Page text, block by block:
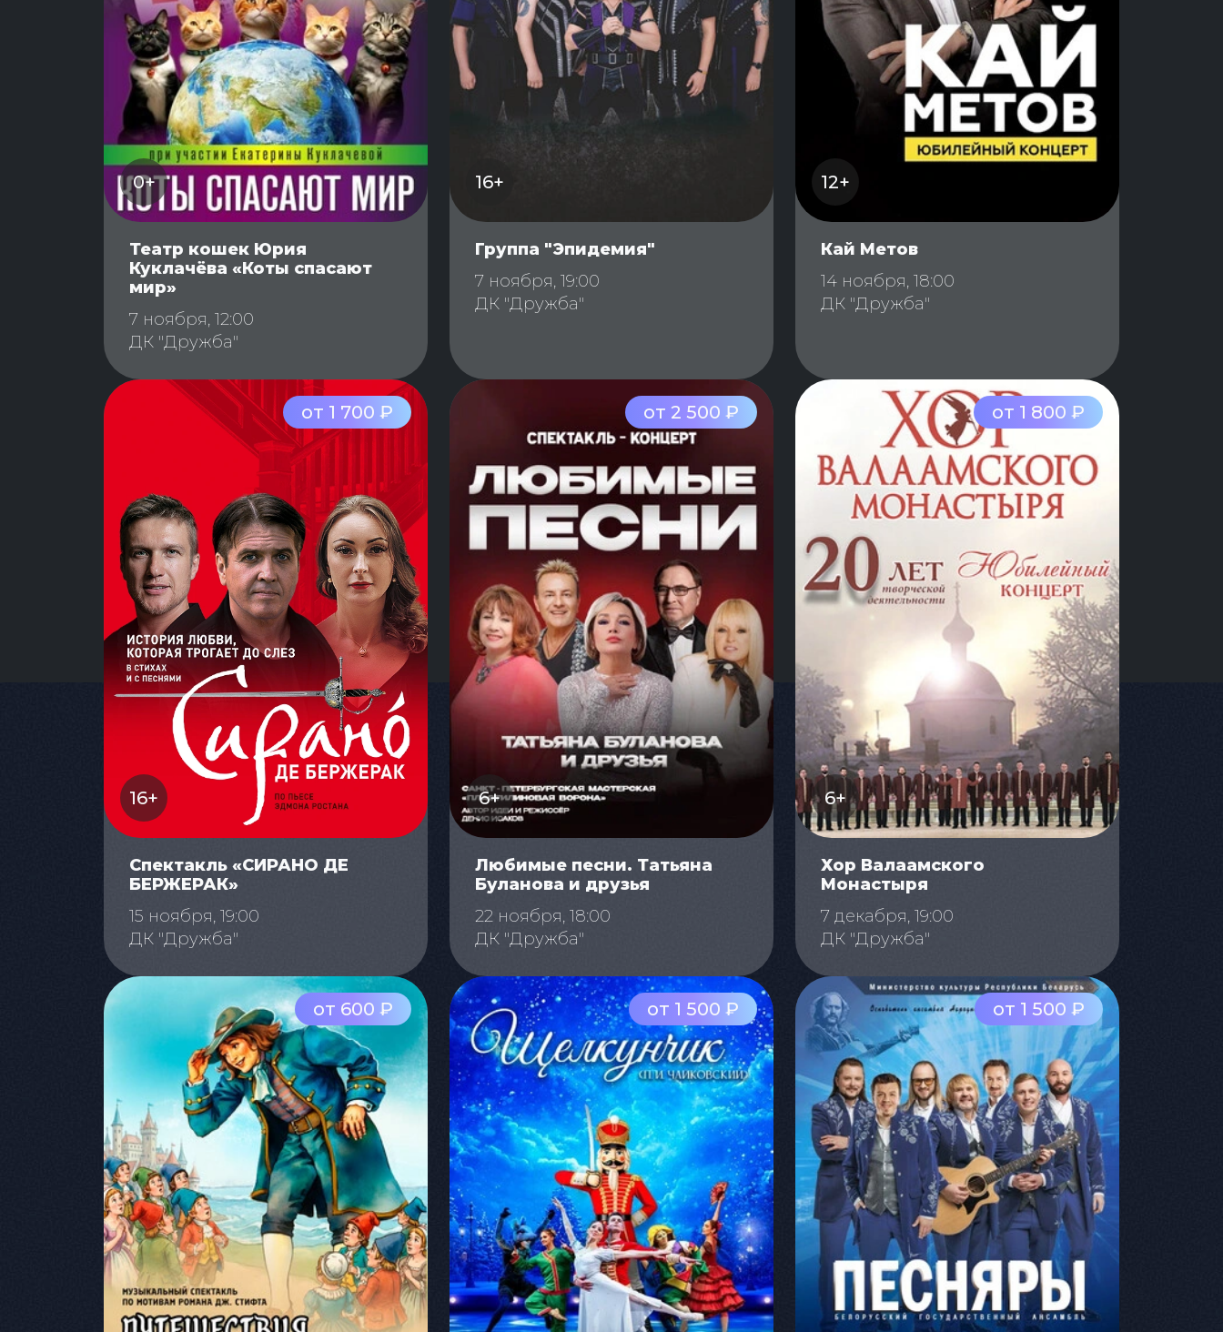
0+
Театр кошек Юрия
Куклачёва «Коты спасают
мир»
7 ноября, 12:00
ДК "Дружба"
16+
Группа "Эпидемия"
7 ноября, 19:00
ДК "Дружба"
12+
Кай Метов
14 ноября, 18:00
ДК "Дружба"
от 1 700 ₽
16+
Спектакль «СИРАНО ДЕ
БЕРЖЕРАК»
15 ноября, 19:00
ДК "Дружба"
от 2 500 ₽
6+
Любимые песни. Татьяна
Буланова и друзья
22 ноября, 18:00
ДК "Дружба"
от 1 800 ₽
6+
Хор Валаамского
Монастыря
7 декабря, 19:00
ДК "Дружба"
от 600 ₽ от 1 500 ₽ от 1 500 ₽